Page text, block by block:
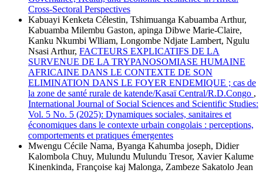
Cross-Sectoral Perspectives
Kabuayi Kenketa Célestin, Tshimuanga Kabuamba Arthur,
Kabuamba Milembu Gaston, apinga Dibwe Marie-Claire,
Kanku Nkumbi Wlliam, Longombe Ndjate Lambert, Ngulu
Nsasi Arthur, FACTEURS EXPLICATIFS DE LA
SURVENUE DE LA TRYPANOSOMIASE HUMAINE
AFRICAINE DANS LE CONTEXTE DE SON
ELIMINATION DANS LE FOYER ENDEMIQUE ; cas de
la zone de santé rurale de katende/Kasaï Central/R.D.Congo ,
International Journal of Social Sciences and Scientific Studies:
Vol. 5 No. 5 (2025): Dynamiques sociales, sanitaires et
économiques dans le contexte urbain congolais : perceptions,
comportements et pratiques émergentes
Mwengu Cécile Nama, Byanga Kahumba joseph, Didier
Kalombola Chuy, Mulundu Mulundu Tresor, Xavier Kalume
Kinenkinda, Françoise kaj Malonga, Zambeze Sakatolo Jean